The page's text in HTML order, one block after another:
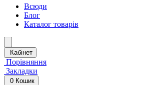
Всюди
Блог
Каталог товарів
Кабінет
Порівняння
Закладки
0 Кошик